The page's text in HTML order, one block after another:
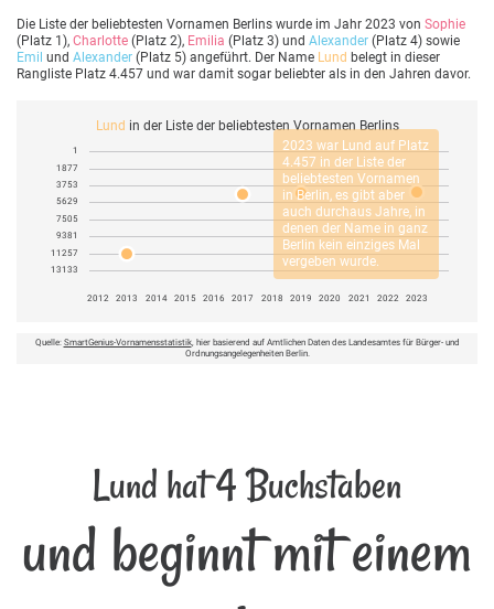
Die Liste der beliebtesten Vornamen Berlins wurde im Jahr 2023 von Sophie
(Platz 1), Charlotte (Platz 2), Emilia (Platz 3) und Alexander (Platz 4) sowie
Emil und Alexander (Platz 5) angeführt. Der Name Lund belegt in dieser
Rangliste Platz 4.457 und war damit sogar beliebter als in den Jahren davor.
Lund in der Liste der beliebtesten Vornamen Berlins
2023 war Lund auf Platz
4.457 in der Liste der
beliebtesten Vornamen
in Berlin, es gibt aber
auch durchaus Jahre, in
denen der Name in ganz
Berlin kein einziges Mal
vergeben wurde.
1
1877
3753
5629
7505
9381
11257
13133
2012 2013 2014 2015 2016 2017 2018 2019 2020 2021 2022 2023
Quelle: SmartGenius-Vornamensstatistik, hier basierend auf Amtlichen Daten des Landesamtes für Bürger- und
Ordnungsangelegenheiten Berlin.
Lund hat 4 Buchstaben
und beginnt mit einem